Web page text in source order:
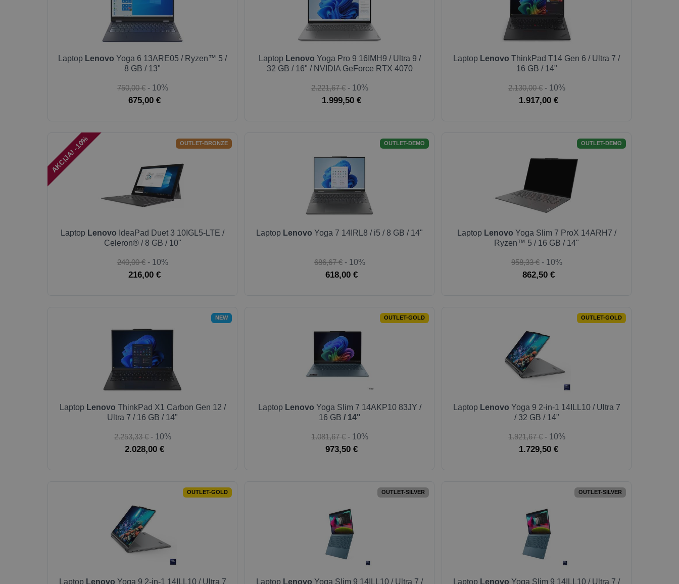
Laptop Lenovo Yoga 6 13ARE05 / Ryzen™ 5 /
8 GB / 13"
750,00 € - 10%
675,00 €
Laptop Lenovo Yoga Pro 9 16IMH9 / Ultra 9 /
32 GB / 16" / NVIDIA GeForce RTX 4070
2.221,67 € - 10%
1.999,50 €
Laptop Lenovo ThinkPad T14 Gen 6 / Ultra 7 /
16 GB / 14"
2.130,00 € - 10%
1.917,00 €
AKCIJA! -10% OUTLET-BRONZE
Laptop Lenovo IdeaPad Duet 3 10IGL5-LTE /
Celeron® / 8 GB / 10"
240,00 € - 10%
216,00 €
OUTLET-DEMO
Laptop Lenovo Yoga 7 14IRL8 / i5 / 8 GB / 14"
686,67 € - 10%
618,00 €
OUTLET-DEMO
Laptop Lenovo Yoga Slim 7 ProX 14ARH7 /
Ryzen™ 5 / 16 GB / 14"
958,33 € - 10%
862,50 €
NEW
Laptop Lenovo ThinkPad X1 Carbon Gen 12 /
Ultra 7 / 16 GB / 14"
2.253,33 € - 10%
2.028,00 €
OUTLET-GOLD
Laptop Lenovo Yoga Slim 7 14AKP10 83JY /
16 GB / 14"
1.081,67 € - 10%
973,50 €
OUTLET-GOLD
Laptop Lenovo Yoga 9 2-in-1 14ILL10 / Ultra 7
/ 32 GB / 14"
1.921,67 € - 10%
1.729,50 €
OUTLET-GOLD
Laptop Lenovo Yoga 9 2-in-1 14ILL10 / Ultra 7
OUTLET-SILVER
Laptop Lenovo Yoga Slim 9 14ILL10 / Ultra 7 /
OUTLET-SILVER
Laptop Lenovo Yoga Slim 9 14ILL10 / Ultra 7 /